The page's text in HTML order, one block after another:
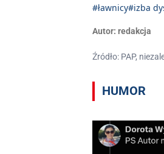
#ławnicy#izba
Autor: redakcja
Źródło: PAP,
HUMOR